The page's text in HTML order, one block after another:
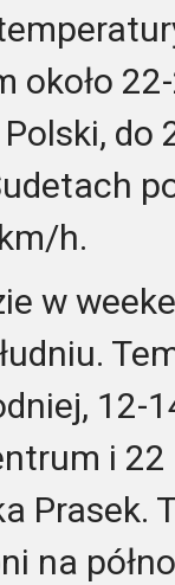
około
do
h.
w
12-
i
na